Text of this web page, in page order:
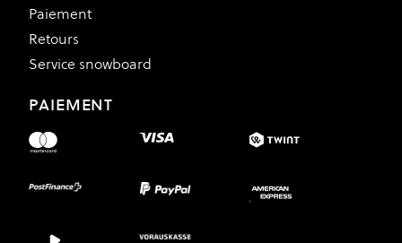
Paiement
Retours
Service snowboard
PAIEMENT